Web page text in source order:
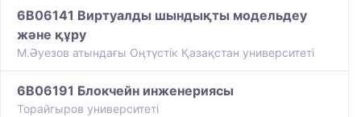
6B06141 Виртуалды шындықты модельдеу
және құру
М.Әуезов атындағы Оңтүстік Қазақстан университеті
6B06191 Блокчейн инженериясы
Торайгыров университеті